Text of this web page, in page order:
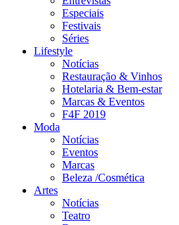
Especiais
Festivais
Séries
Lifestyle
Notícias
Restauração & Vinhos
Hotelaria & Bem-estar
Marcas & Eventos
F4F 2019
Moda
Notícias
Eventos
Marcas
Beleza /Cosmética
Artes
Notícias
Teatro